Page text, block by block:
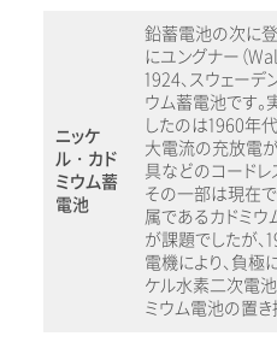
ニッケ
ル・カド
ミウム蓄
電池
鉛蓄電池の次に
にユングナー（
1924、スウェーデ
ウム蓄電池です
したのは1960年
大電流の充放電
具などのコードレ
その一部は現在
属であるカドミ
が課題でしたが
電機により、負
ケル水素二次電池
ミウム電池の置き